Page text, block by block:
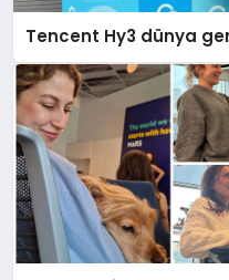
Tencent Hy3 dünya